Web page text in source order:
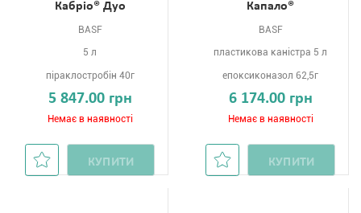
Кабріо® Дуо
BASF
5 л
піраклостробін 40г
5 847.00 грн
Немає в наявності
КУПИТИ
Капало®
BASF
пластикова каністра 5 л
епоксиконазол 62,5г
6 174.00 грн
Немає в наявності
КУПИТИ